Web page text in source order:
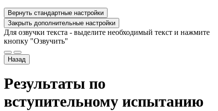
Вернуть стандартные настройки
Закрыть дополнительные настройки
Для озвучки текста - выделите необходимый текст и нажмите
кнопку "Озвучить"
Назад
Результаты по
вступительному испытанию